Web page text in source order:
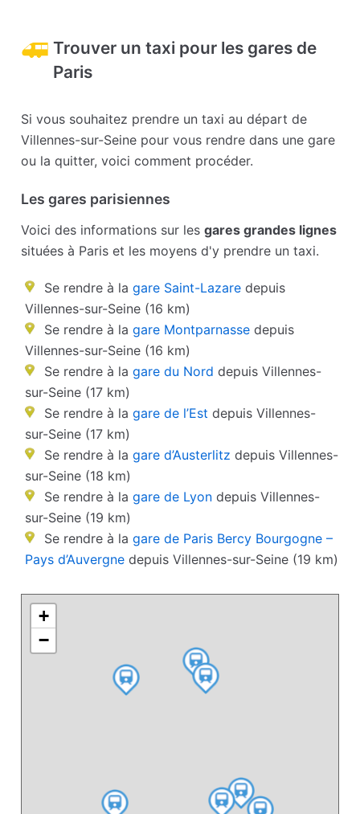
Trouver un taxi pour les gares de
Paris
Si vous souhaitez prendre un taxi au départ de
Villennes-sur-Seine pour vous rendre dans une gare
ou la quitter, voici comment procéder.
Les gares parisiennes
Voici des informations sur lesgares grandes lignes
situées à Paris et les moyens d'y prendre un taxi.
Se rendre à la gare Saint-Lazare depuis
Villennes-sur-Seine (16 km)
Se rendre à la gare Montparnasse depuis
Villennes-sur-Seine (16 km)
Se rendre à la gare du Nord depuis Villennes-
sur-Seine (17 km)
Se rendre à la gare de l’Est depuis Villennes-
sur-Seine (17 km)
Se rendre à la gare d’Austerlitz depuis Villennes-
sur-Seine (18 km)
Se rendre à la gare de Lyon depuis Villennes-
sur-Seine (19 km)
Se rendre à la gare de Paris Bercy Bourgogne –
Pays d’Auvergne depuis Villennes-sur-Seine (19 km)
+
−